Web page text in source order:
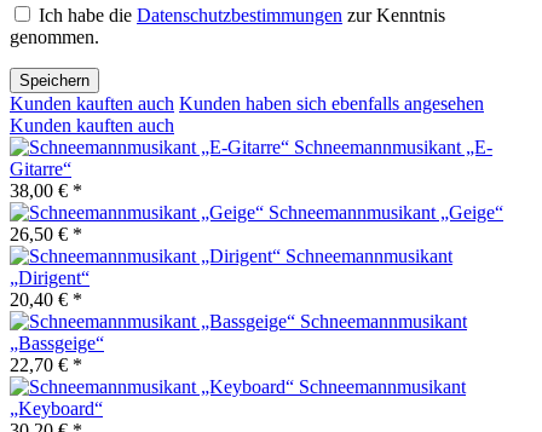
Ich habe die Datenschutzbestimmungen zur Kenntnis
genommen.
Speichern
Kunden kauften auch Kunden haben sich ebenfalls angesehen
Kunden kauften auch
Schneemannmusikant „E-
Gitarre“
38,00 € *
Schneemannmusikant „Geige“
26,50 € *
Schneemannmusikant
„Dirigent“
20,40 € *
Schneemannmusikant
„Bassgeige“
22,70 € *
Schneemannmusikant
„Keyboard“